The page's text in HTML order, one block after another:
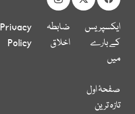
ایکسپریس
کے بارے
میں
ضابطہ
اخلاق
Privacy
Policy
صفحۂ اول
تازہ ترین